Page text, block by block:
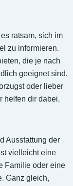
ratsam, sich im
zu informieren.
die je nach
geeignet sind.
oder lieber
helfen dir dabei,
Ausstattung der
vielleicht eine
Familie oder eine
Ganz gleich,